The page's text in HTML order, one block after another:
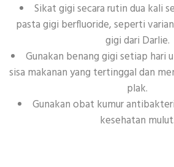
Sikat gigi secara rutin dua kali
pasta gigi berfluoride, seperti
gigi dari Darlie.
Gunakan benang gigi setiap hari
sisa makanan yang tertinggal dan
plak.
Gunakan obat kumur
kesehatan mulut.